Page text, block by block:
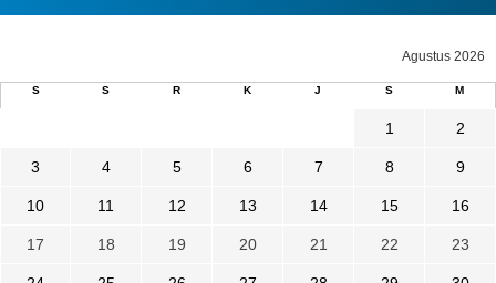
Agustus 2026
S S R K J S M
1 2
3 4 5 6 7 8 9
10 11 12 13 14 15 16
17 18 19 20 21 22 23